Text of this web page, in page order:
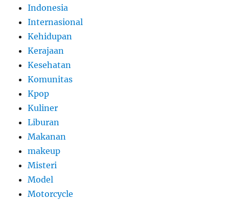
Indonesia
Internasional
Kehidupan
Kerajaan
Kesehatan
Komunitas
Kpop
Kuliner
Liburan
Makanan
makeup
Misteri
Model
Motorcycle